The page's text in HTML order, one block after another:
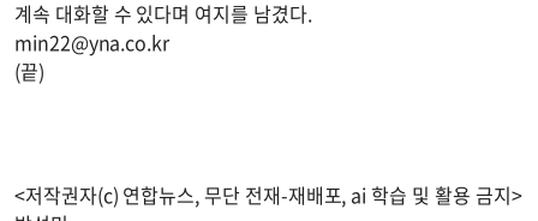
계속 대화할 수 있다며 여지를 남겼다.
min22@yna.co.kr
(끝)
<저작권자(c) 연합뉴스, 무단 전재-재배포, ai 학습 및 활용 금지>